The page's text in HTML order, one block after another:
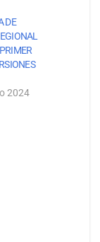
DE
2024